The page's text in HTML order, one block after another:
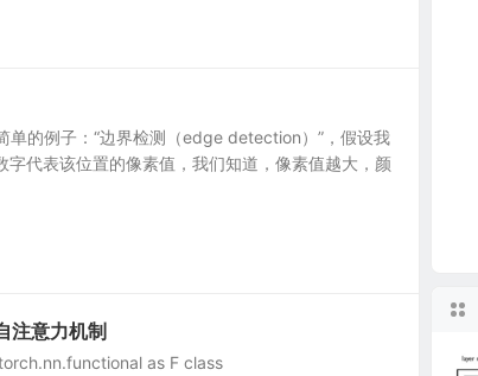
的例子：“边界检测（edge detection）”，假设我
代表该位置的像素值，我们知道，像素值越大，颜
意力机制
as F class